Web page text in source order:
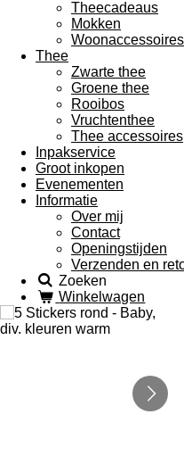
Theecadeaus
Mokken
Woonaccessoires
Thee
Zwarte thee
Groene thee
Rooibos
Vruchtenthee
Thee accessoires
Inpakservice
Groot inkopen
Evenementen
Informatie
Over mij
Contact
Openingstijden
Verzenden en
Zoeken
Winkelwagen